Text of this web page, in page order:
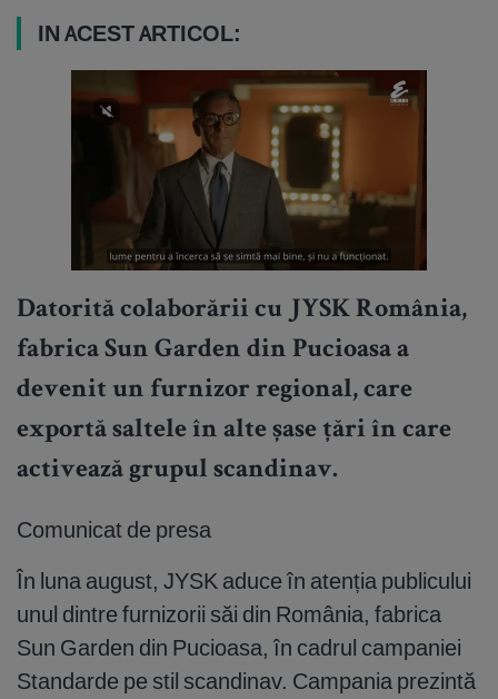
IN ACEST ARTICOL:
Datorită colaborării cu JYSK România,
fabrica Sun Garden din Pucioasa a
devenit un furnizor regional, care
exportă saltele în alte șase țări în care
activează grupul scandinav.
Comunicat de presa
În luna august, JYSK aduce în atenția publicului
unul dintre furnizorii săi din România, fabrica
Sun Garden din Pucioasa, în cadrul campaniei
Standarde pe stil scandinav. Campania prezintă